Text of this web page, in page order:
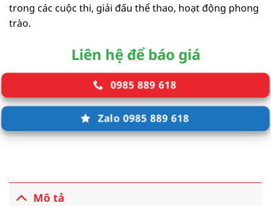
trong các cuộc thi, giải đấu thể thao, hoạt động phong
trào.
Liên hệ để báo giá
0985 889 618
Zalo 0985 889 618
Mô tả